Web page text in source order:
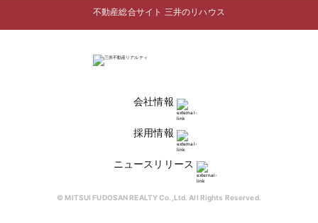
不動産総合サイト 三井のリハウス
会社情報
採用情報
ニュースリリース
© MITSUI FUDOSAN REALTY Co.,Ltd. All Rights Reserved.